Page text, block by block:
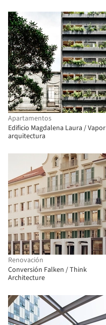
Apartamentos
Edificio Magdalena Laura / Vapor
arquitectura
Renovación
Conversión Falken / Think
Architecture